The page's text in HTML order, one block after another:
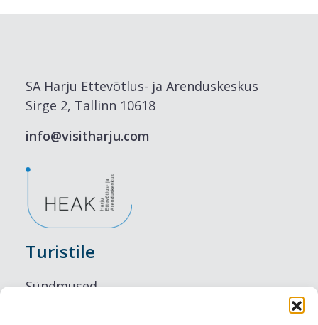
SA Harju Ettevõtlus- ja Arenduskeskus
Sirge 2, Tallinn 10618
info@visitharju.com
Turistile
Sündmused